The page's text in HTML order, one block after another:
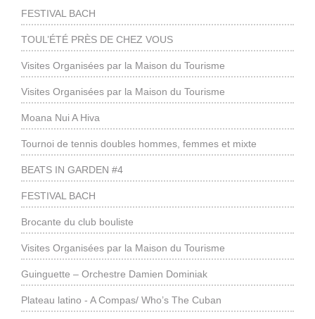
FESTIVAL BACH
TOUL’ÉTÉ PRÈS DE CHEZ VOUS
Visites Organisées par la Maison du Tourisme
Visites Organisées par la Maison du Tourisme
Moana Nui A Hiva
Tournoi de tennis doubles hommes, femmes et mixte
BEATS IN GARDEN #4
FESTIVAL BACH
Brocante du club bouliste
Visites Organisées par la Maison du Tourisme
Guinguette – Orchestre Damien Dominiak
Plateau latino - A Compas/ Who’s The Cuban